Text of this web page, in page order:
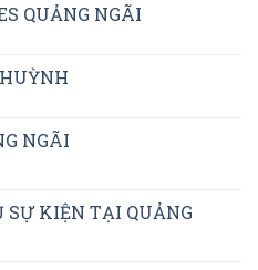
QUẢNG NGÃI
NGÃI
SỰ KIỆN TẠI QUẢNG